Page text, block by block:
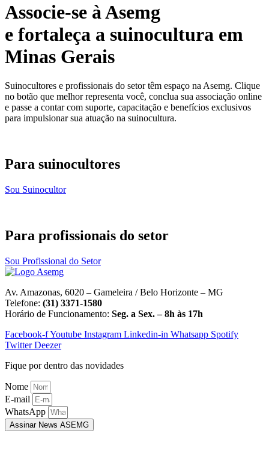
Associe-se à Asemg
e fortaleça a suinocultura em
Minas Gerais
Suinocultores e profissionais do setor têm espaço na Asemg. Clique
no botão que melhor representa você, conclua sua associação online
e passe a contar com suporte, capacitação e benefícios exclusivos
para impulsionar sua atuação na suinocultura.
Para suinocultores
Sou Suinocultor
Para profissionais do setor
Sou Profissional do Setor
Av. Amazonas, 6020 – Gameleira / Belo Horizonte – MG
Telefone: (31) 3371-1580
Horário de Funcionamento: Seg. a Sex. – 8h às 17h
Facebook-fYoutube Instagram Linkedin-in Whatsapp Spotify
Twitter Deezer
Fique por dentro das novidades
Nome
E-mail
WhatsApp
Assinar News ASEMG